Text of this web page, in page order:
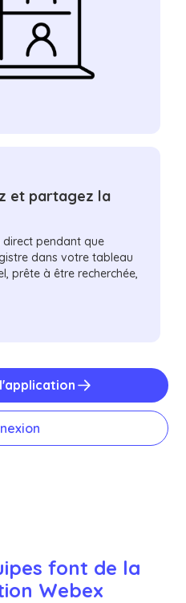
et partagez la
pendant que
dans votre tableau
prête à être recherchée,
font de la
Webex